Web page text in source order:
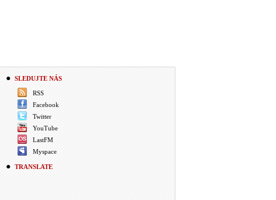
SLEDUJTE NÁS
RSS
Facebook
Twitter
YouTube
LastFM
Myspace
TRANSLATE